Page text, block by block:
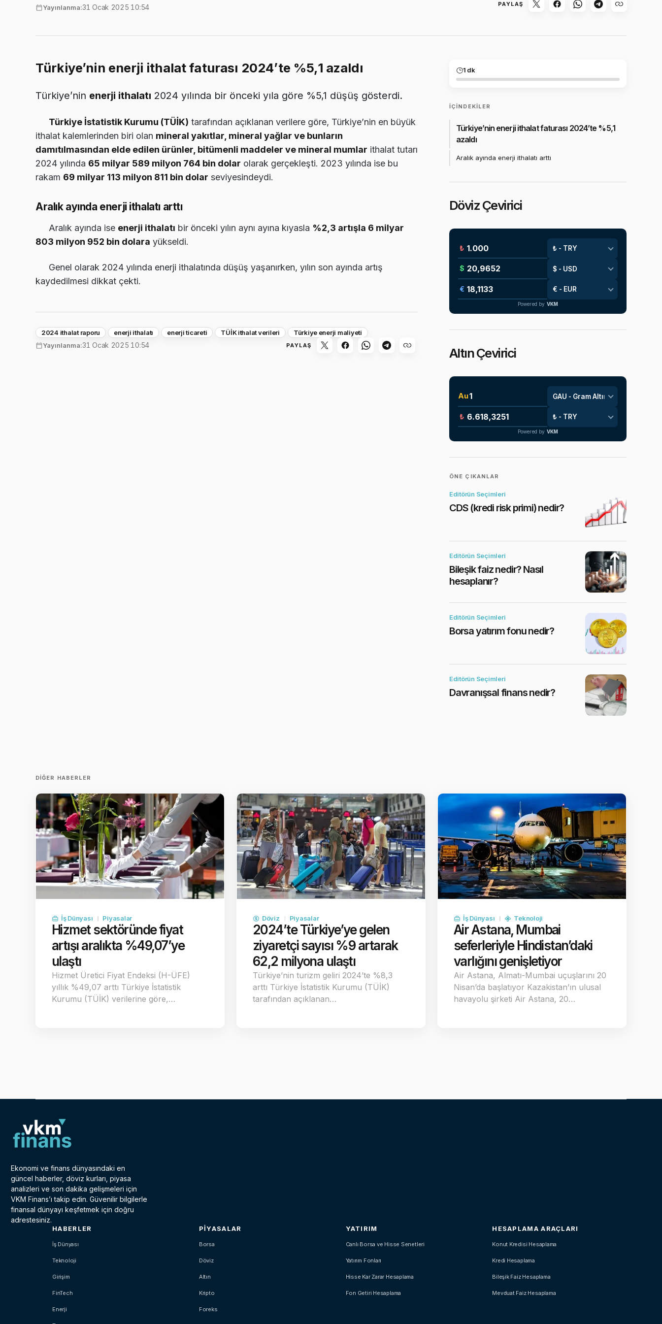
Yayınlanma:31 Ocak 2025 10:54 PAYLAŞ
Türkiye’nin enerji ithalat faturası 2024’te %5,1 azaldı
Türkiye’nin enerji ithalatı 2024 yılında bir önceki yıla göre %5,1 düşüş gösterdi.
Türkiye İstatistik Kurumu (TÜİK) tarafından açıklanan verilere göre, Türkiye’nin en büyük
ithalat kalemlerinden biri olan mineral yakıtlar, mineral yağlar ve bunların
damıtılmasından elde edilen ürünler, bitümenli maddeler ve mineral mumlar ithalat tutarı
2024 yılında 65 milyar 589 milyon 764 bin dolar olarak gerçekleşti. 2023 yılında ise bu
rakam 69 milyar 113 milyon 811 bin dolar seviyesindeydi.
Aralık ayında enerji ithalatı arttı
Aralık ayında ise enerji ithalatı bir önceki yılın aynı ayına kıyasla %2,3 artışla 6 milyar
803 milyon 952 bin dolara yükseldi.
Genel olarak 2024 yılında enerji ithalatında düşüş yaşanırken, yılın son ayında artış
kaydedilmesi dikkat çekti.
2024 ithalat raporu enerji ithalatı enerji ticareti TÜİK ithalat verileri
Türkiye enerji maliyeti
Yayınlanma:31 Ocak 2025 10:54 PAYLAŞ
1 dk
İÇINDEKILER
Türkiye’nin enerji ithalat faturası 2024’te %5,1
azaldı
Aralık ayında enerji ithalatı arttı
Döviz Çevirici
₺
$
€
Powered by VKM
Altın Çevirici
Au
₺
Powered by VKM
ÖNE ÇIKANLAR
Editörün Seçimleri
CDS (kredi risk primi) nedir?
Editörün Seçimleri
Bileşik faiz nedir? Nasıl
hesaplanır?
Editörün Seçimleri
Borsa yatırım fonu nedir?
Editörün Seçimleri
Davranışsal finans nedir?
DIĞER HABERLER
İş Dünyası Piyasalar
Hizmet sektöründe fiyat
artışı aralıkta %49,07’ye
ulaştı
Hizmet Üretici Fiyat Endeksi (H-ÜFE)
yıllık %49,07 arttı Türkiye İstatistik
Kurumu (TÜİK) verilerine göre,…
Döviz Piyasalar
2024’te Türkiye’ye gelen
ziyaretçi sayısı %9 artarak
62,2 milyona ulaştı
Türkiye’nin turizm geliri 2024’te %8,3
arttı Türkiye İstatistik Kurumu (TÜİK)
tarafından açıklanan…
İş Dünyası Teknoloji
Air Astana, Mumbai
seferleriyle Hindistan’daki
varlığını genişletiyor
Air Astana, Almatı-Mumbai uçuşlarını 20
Nisan’da başlatıyor Kazakistan’ın ulusal
havayolu şirketi Air Astana, 20…
Ekonomi ve finans dünyasındaki en
güncel haberler, döviz kurları, piyasa
analizleri ve son dakika gelişmeleri için
VKM Finans’ı takip edin. Güvenilir bilgilerle
finansal dünyayı keşfetmek için doğru
adrestesiniz.
HABERLER
İş Dünyası
Teknoloji
Girişim
FinTech
Enerji
PIYASALAR
Borsa
Döviz
Altın
Kripto
Foreks
YATIRIM
Canlı Borsa ve Hisse Senetleri
Yatırım Fonları
Hisse Kar Zarar Hesaplama
Fon Getiri Hesaplama
HESAPLAMA ARAÇLARI
Konut Kredisi Hesaplama
Kredi Hesaplama
Bileşik Faiz Hesaplama
Mevduat Faiz Hesaplama